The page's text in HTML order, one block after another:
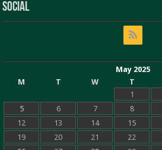
Social
May 2025
M
T W T
1
5
6 7 8
12
13 14 15
19
20 21 22